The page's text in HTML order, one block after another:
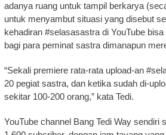
adanya ruang untuk tampil berkarya
untuk menyambut situasi yang disebut
kehadiran #selasasastra di YouTube
bagi para peminat sastra dimanapun
“Sekali premiere rata-rata upload-an
20 pegiat sastra, dan ketika sudah di-
sekitar 100-200 orang,” kata Tedi.
YouTube channel Bang Tedi Way sendiri